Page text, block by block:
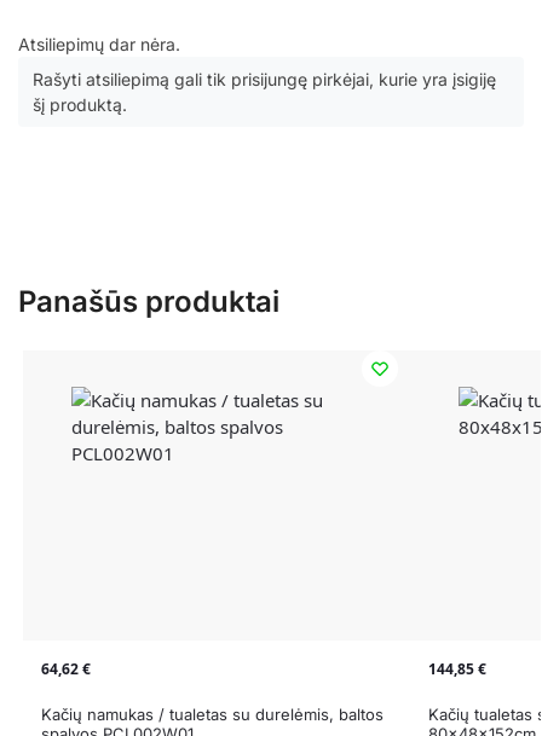
Atsiliepimų dar nėra.
Rašyti atsiliepimą gali tik prisijungę pirkėjai, kurie yra įsigiję
šį produktą.
Panašūs produktai
64,62€
Kačių namukas / tualetas su durelėmis, baltos
144,85€
Kačių tualetas